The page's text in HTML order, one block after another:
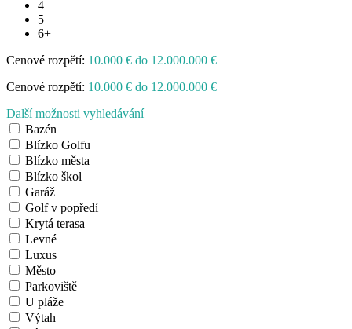
4
5
6+
Cenové rozpětí: 10.000 € do 12.000.000 €
Cenové rozpětí: 10.000 € do 12.000.000 €
Další možnosti vyhledávání
Bazén
Blízko Golfu
Blízko města
Blízko škol
Garáž
Golf v popředí
Krytá terasa
Levné
Luxus
Město
Parkoviště
U pláže
Výtah